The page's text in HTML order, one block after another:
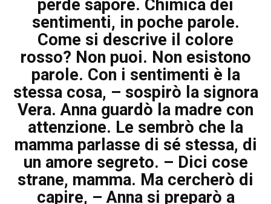
perde sapore. Chimica dei
sentimenti, in poche parole.
Come si descrive il colore
rosso? Non puoi. Non esistono
parole. Con i sentimenti è la
stessa cosa, – sospirò la signora
Vera. Anna guardò la madre con
attenzione. Le sembrò che la
mamma parlasse di sé stessa, di
un amore segreto. – Dici cose
strane, mamma. Ma cercherò di
capire, – Anna si preparò a